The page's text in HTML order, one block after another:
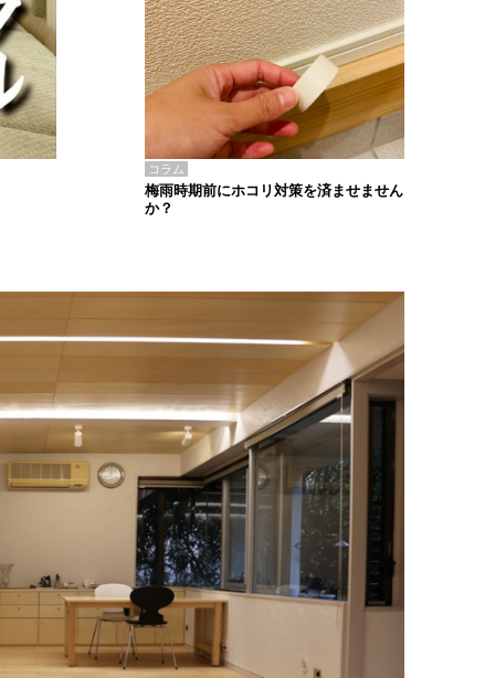
コラム
梅雨時期前にホコリ対策を済ませません
か？